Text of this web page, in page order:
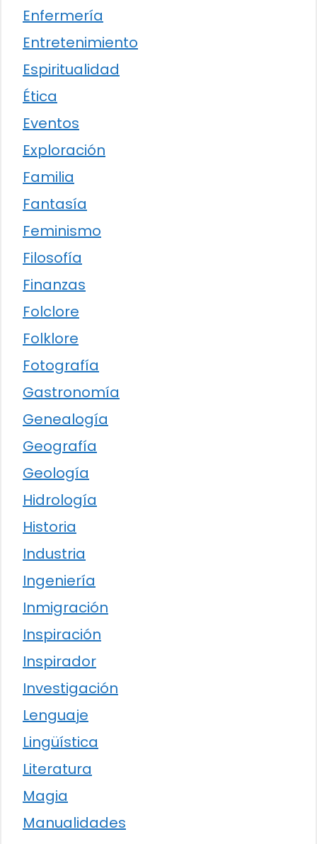
Enfermería
Entretenimiento
Espiritualidad
Ética
Eventos
Exploración
Familia
Fantasía
Feminismo
Filosofía
Finanzas
Folclore
Folklore
Fotografía
Gastronomía
Genealogía
Geografía
Geología
Hidrología
Historia
Industria
Ingeniería
Inmigración
Inspiración
Inspirador
Investigación
Lenguaje
Lingüística
Literatura
Magia
Manualidades